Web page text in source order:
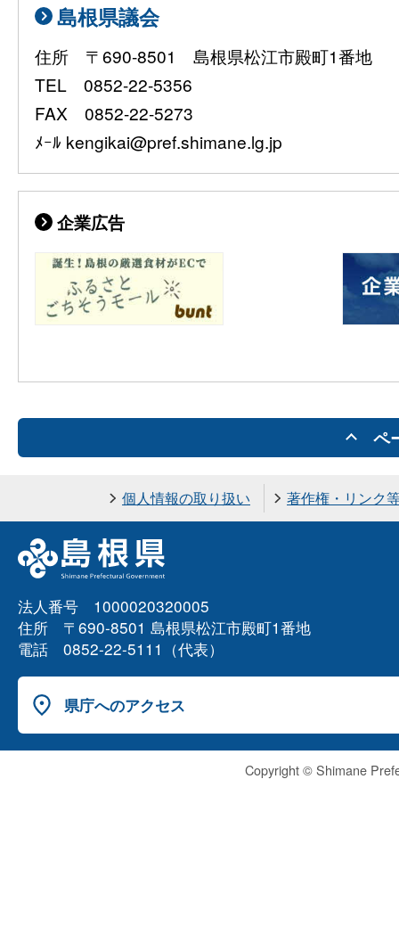
島根県議会
住所 〒690-8501 島根県松江市殿町1番地
TEL 0852-22-5356
FAX 0852-22-5273
ﾒｰﾙ kengikai@pref.shimane.lg.jp
企業広告
ペ
個人情報の取り扱い 著作権・リンク
法人番号 1000020320005
住所 〒690-8501 島根県松江市殿町1番地
電話 0852-22-5111（代表）
県庁へのアクセス
Copyright © Shimane